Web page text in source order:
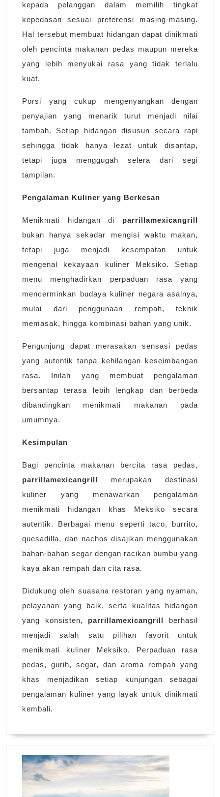
kepada pelanggan dalam memilih tingkat
kepedasan sesuai preferensi masing-masing.
Hal tersebut membuat hidangan dapat dinikmati
oleh pencinta makanan pedas maupun mereka
yang lebih menyukai rasa yang tidak terlalu
kuat.
Porsi yang cukup mengenyangkan dengan
penyajian yang menarik turut menjadi nilai
tambah. Setiap hidangan disusun secara rapi
sehingga tidak hanya lezat untuk disantap,
tetapi juga menggugah selera dari segi
tampilan.
Pengalaman Kuliner yang Berkesan
Menikmati hidangan di parrillamexicangrill
bukan hanya sekadar mengisi waktu makan,
tetapi juga menjadi kesempatan untuk
mengenal kekayaan kuliner Meksiko. Setiap
menu menghadirkan perpaduan rasa yang
mencerminkan budaya kuliner negara asalnya,
mulai dari penggunaan rempah, teknik
memasak, hingga kombinasi bahan yang unik.
Pengunjung dapat merasakan sensasi pedas
yang autentik tanpa kehilangan keseimbangan
rasa. Inilah yang membuat pengalaman
bersantap terasa lebih lengkap dan berbeda
dibandingkan menikmati makanan pada
umumnya.
Kesimpulan
Bagi pencinta makanan bercita rasa pedas,
parrillamexicangrill
merupakan destinasi
kuliner yang menawarkan pengalaman
menikmati hidangan khas Meksiko secara
autentik. Berbagai menu seperti taco, burrito,
quesadilla, dan nachos disajikan menggunakan
bahan-bahan segar dengan racikan bumbu yang
kaya akan rempah dan cita rasa.
Didukung oleh suasana restoran yang nyaman,
pelayanan yang baik, serta kualitas hidangan
yang konsisten, parrillamexicangrill
berhasil
menjadi salah satu pilihan favorit untuk
menikmati kuliner Meksiko. Perpaduan rasa
pedas, gurih, segar, dan aroma rempah yang
khas menjadikan setiap kunjungan sebagai
pengalaman kuliner yang layak untuk dinikmati
kembali.